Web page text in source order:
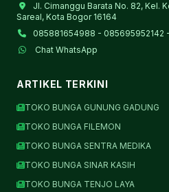
Jl. Cimanggu Barata No. 82, Kel.
Sareal, Kota Bogor 16164
085881654988 - 085695952142
Chat WhatsApp
ARTIKEL TERKINI
TOKO BUNGA GUNUNG GADUNG
TOKO BUNGA FILEMON
TOKO BUNGA SENTRA MEDIKA
TOKO BUNGA SINAR KASIH
TOKO BUNGA TENJO LAYA